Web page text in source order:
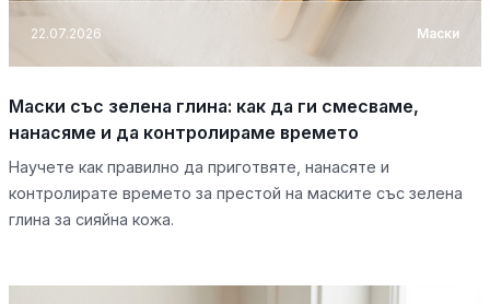
22.07.2026 Маски
Маски със зелена глина: как да ги смесваме,
нанасяме и да контролираме времето
Научете как правилно да приготвяте, нанасяте и
контролирате времето за престой на маските със зелена
глина за сияйна кожа.